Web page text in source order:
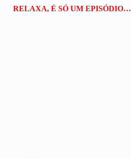
RELAXA, É SÓ UM EPISÓDIO…